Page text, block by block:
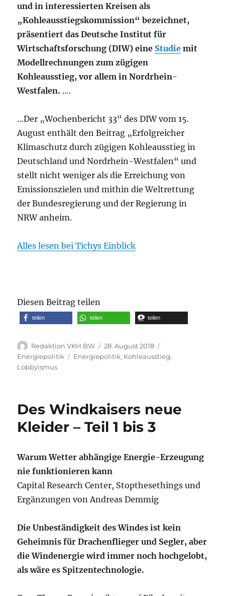
und in interessierten Kreisen als
„Kohleausstiegskommission“ bezeichnet,
präsentiert das Deutsche Institut für
Wirtschaftsforschung (DIW) eine Studie mit
Modellrechnungen zum zügigen
Kohleausstieg, vor allem in Nordrhein-
Westfalen. ….
…Der „Wochenbericht 33“ des DIW vom 15.
August enthält den Beitrag „Erfolgreicher
Klimaschutz durch zügigen Kohleausstieg in
Deutschland und Nordrhein-Westfalen“ und
stellt nicht weniger als die Erreichung von
Emissionszielen und mithin die Weltrettung
der Bundesregierung und der Regierung in
NRW anheim.
Alles lesen bei Tichys Einblick
Diesen Beitrag teilen
teilen teilen teilen
Autor
Redaktion VKH BW
Veröffentlicht
am
28. August 2018
Energiepolitik
Schlagwörter
Energiepolitik, Kohleausstieg,
Lobbyismus
Des Windkaisers neue
Kleider – Teil 1 bis 3
Warum Wetter abhängige Energie-Erzeugung
nie funktionieren kann
Capital Research Center, Stopthesethings und
Ergänzungen von Andreas Demmig
Die Unbeständigkeit des Windes ist kein
Geheimnis für Drachenflieger und Segler, aber
die Windenergie wird immer noch hochgelobt,
als wäre es Spitzentechnologie.